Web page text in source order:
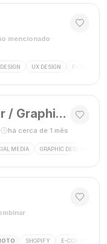
mencionado
UX DESIGN FIGMA
Social Media Coordinator / Graphic Designer
há cerca de 1 mês
MEDIA GRAPHIC DESIGN
·
SHOPIFY E-COMMERCE